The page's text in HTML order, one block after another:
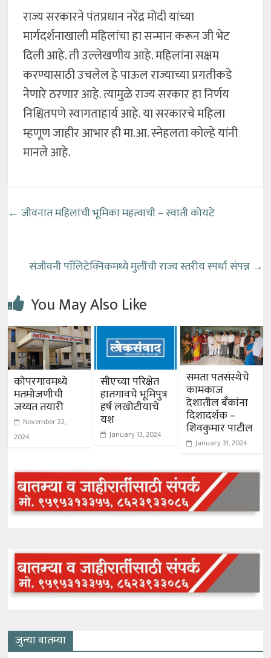
राज्य सरकारने पंतप्रधान नरेंद्र मोदी यांच्या
मार्गदर्शनाखाली महिलांचा हा सन्मान करून जी भेट
दिली आहे. ती उल्लेखणीय आहे. महिलांना सक्षम
करण्यासाठी उचलेल हे पाऊल राज्याच्या प्रगतीकडे
नेणारे ठरणार आहे. त्यामुळे राज्य सरकार हा निर्णय
निश्चितपणे स्वागताहार्य आहे. या सरकारचे महिला
म्हणूण जाहीर आभार ही मा.आ. स्नेहलता कोल्हे यांनी
मानले आहे.
← जीवनात महिलांची भूमिका महत्वाची – स्वाती कोयटे
संजीवनी पाॅलिटेक्निकमध्ये मुलींची राज्य स्तरीय स्पर्धा संपन्न →
You May Also Like
कोपरगावमध्ये
मतमोजणीची
जय्यत तयारी
November 22,
2024
सीएच्या परिक्षेत
हातगावचे भूमिपुत्र
हर्ष लखोटीयाचे
यश
January 13, 2024
समता पतसंस्थेचे
कामकाज
देशातील बॅंकांना
दिशादर्शक –
शिवकुमार पाटील
January 31, 2024
जुन्या बातम्या